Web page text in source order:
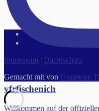
vfrfischenich
Willkommen auf der
Impressum | Datenschutz
Gemacht mit von Graphene